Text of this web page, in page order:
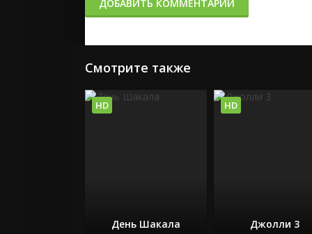
ДОБАВИТЬ КОММЕНТАРИЙ
Смотрите также
День Шакала
HD
Джолли 3
HD